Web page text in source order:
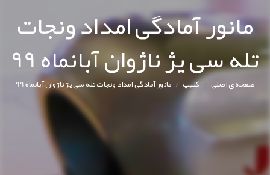
مانور آمادگی امداد ونجات
تله سی یژ ناژوان آبانماه 99
صفحه ی اصلی/ کليپ/ مانور آمادگی امداد ونجات تله سی یژ ناژوان آبانماه 99